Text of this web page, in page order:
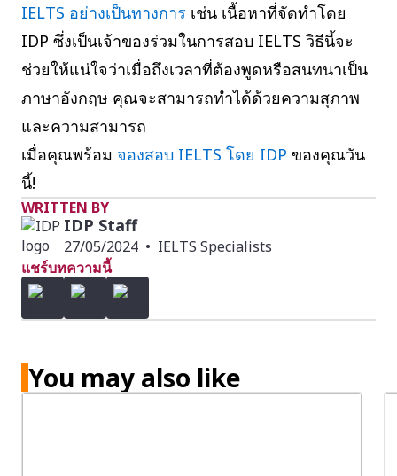
IELTS อย่างเป็นทางการ เช่น เนื้อหาที่จัดทำโดย
IDP ซึ่งเป็นเจ้าของร่วมในการสอบ IELTS วิธีนี้จะ
ช่วยให้แน่ใจว่าเมื่อถึงเวลาที่ต้องพูดหรือสนทนาเป็น
ภาษาอังกฤษ คุณจะสามารถทำได้ด้วยความสุภาพ
และความสามารถ
เมื่อคุณพร้อม จองสอบ IELTS โดย IDP ของคุณวัน
นี้!
WRITTEN BY
IDP Staff
27/05/2024 • IELTS Specialists
แชร์บทความนี้
You may also like